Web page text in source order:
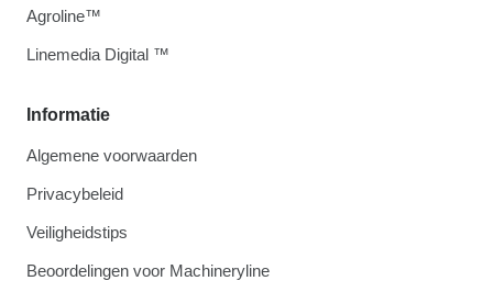
Informatie
Algemene voorwaarden
Privacybeleid
Veiligheidstips
Beoordelingen voor Machineryline
Agroline™
Linemedia Digital ™